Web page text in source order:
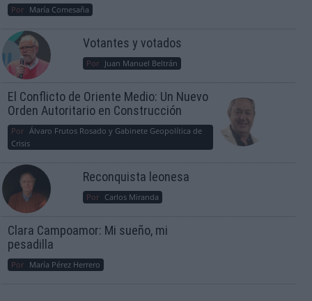
Por María Comesaña
Votantes y votados
Por Juan Manuel Beltrán
El Conflicto de Oriente Medio: Un Nuevo
Orden Autoritario en Construcción
Por Álvaro Frutos Rosado y Gabinete Geopolítica de
Crisis
Reconquista leonesa
Por Carlos Miranda
Clara Campoamor: Mi sueño, mi
pesadilla
Por María Pérez Herrero